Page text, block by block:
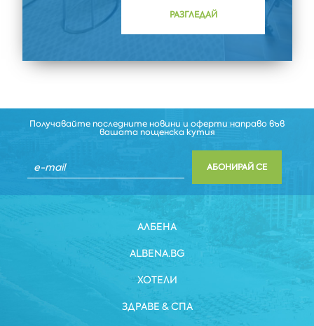
РАЗГЛЕДАЙ
Получавайте последните новини и оферти направо във
вашата пощенска кутия
АБОНИРАЙ СЕ
АЛБЕНА
ALBENA.BG
ХОТЕЛИ
ЗДРАВЕ & СПА